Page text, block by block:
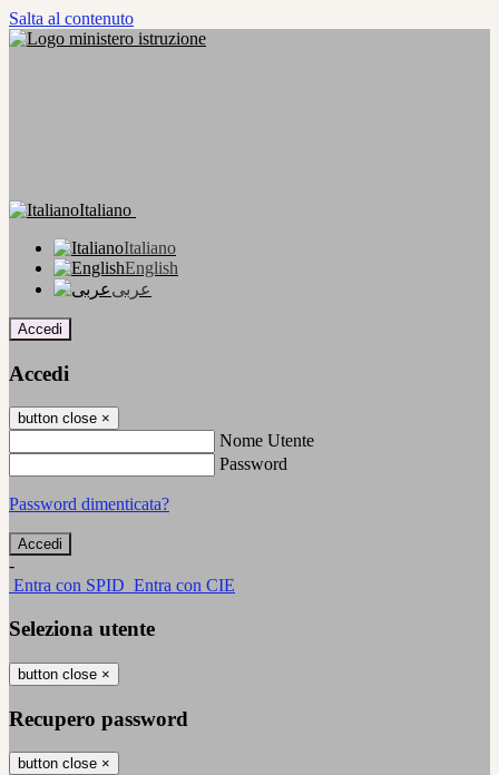
Salta al contenuto
Italiano
Italiano
English
عربى
Accedi
Accedi
button close ×
Nome Utente
Password
Password dimenticata?
-
Entra con SPID Entra con CIE
Seleziona utente
button close ×
Recupero password
button close ×